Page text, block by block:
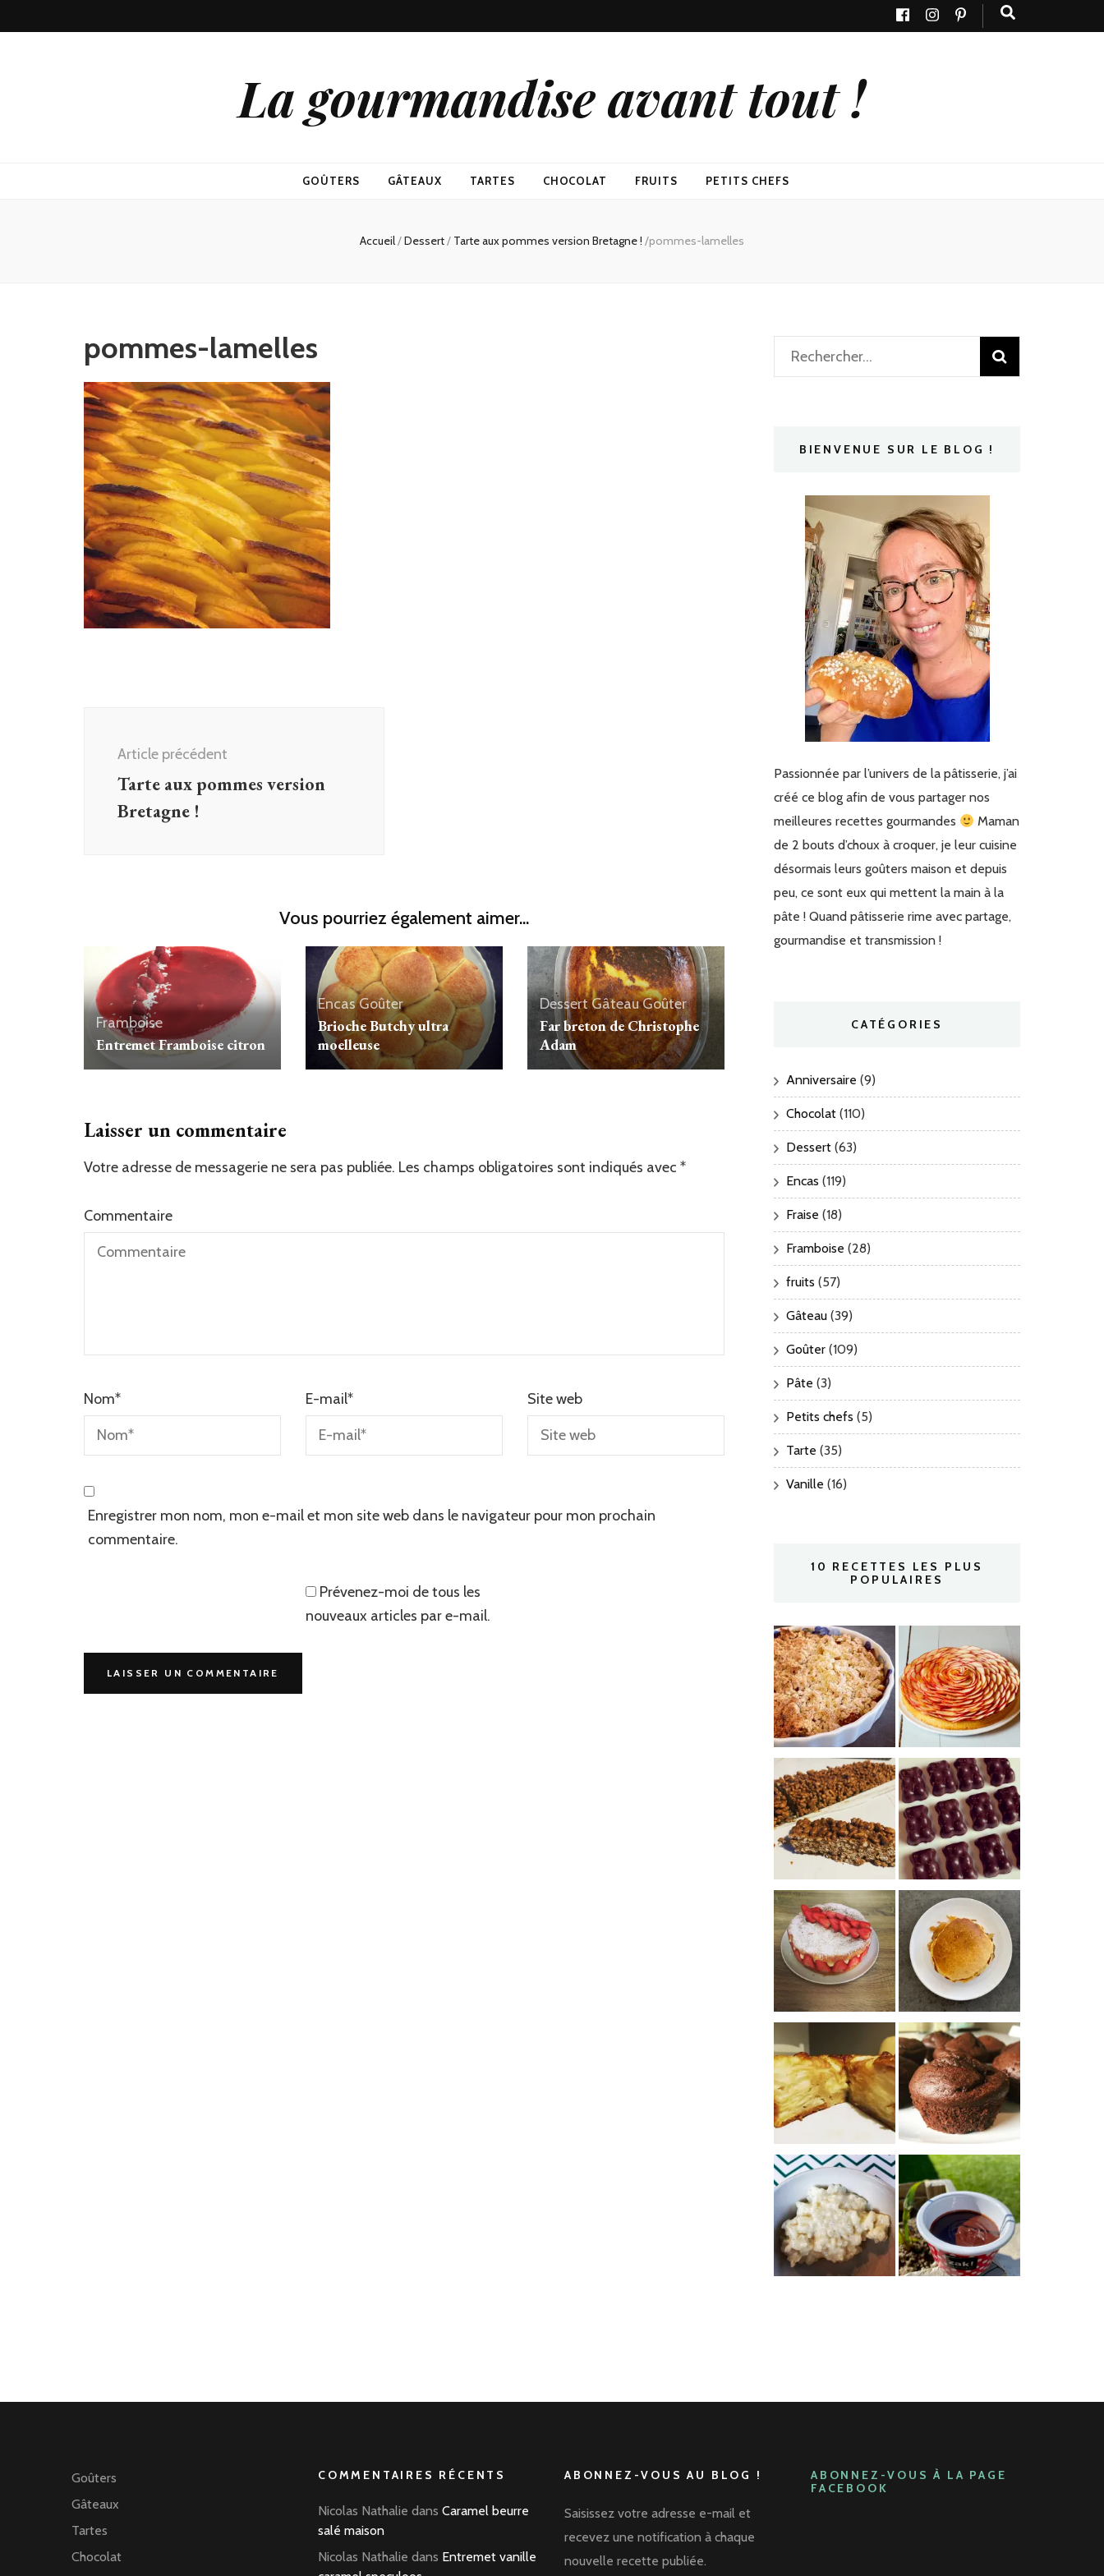
La gourmandise avant tout !
GOÛTERS GÂTEAUX TARTES CHOCOLAT FRUITS PETITS CHEFS
Accueil/Dessert/ Tarte aux pommes version Bretagne ! /pommes-lamelles
pommes-lamelles
d'article
Article précédent
Tarte aux pommes version
Bretagne !
Vous pourriez également aimer...
Framboise
Entremet Framboise citron
EncasGoûter
Brioche Butchy ultra
moelleuse
DessertGâteauGoûter
Far breton de Christophe
Adam
Laisser un commentaire
Votre adresse de messagerie ne sera pas publiée. Les champs obligatoires sont indiqués avec *
Commentaire
Nom* E-mail* Site web
Enregistrer mon nom, mon e-mail et mon site web dans le navigateur pour mon prochain
commentaire.
Prévenez-moi de tous les
nouveaux articles par e-mail.
Rechercher :
BIENVENUE SUR LE BLOG !
Passionnée par l’univers de la pâtisserie, j’ai
créé ce blog afin de vous partager nos
meilleures recettes gourmandes
Maman
de 2 bouts d’choux à croquer, je leur cuisine
désormais leurs goûters maison et depuis
peu, ce sont eux qui mettent la main à la
pâte ! Quand pâtisserie rime avec partage,
gourmandise et transmission !
CATÉGORIES
Anniversaire (9)
Chocolat (110)
Dessert (63)
Encas (119)
Fraise (18)
Framboise (28)
fruits (57)
Gâteau (39)
Goûter (109)
Pâte (3)
Petits chefs (5)
Tarte (35)
Vanille (16)
10 RECETTES LES PLUS
POPULAIRES
Goûters
Gâteaux
Tartes
Chocolat
COMMENTAIRES RÉCENTS
Nicolas Nathalie dans Caramel beurre
salé maison
Nicolas Nathalie dans Entremet vanille
ABONNEZ-VOUS AU BLOG !
Saisissez votre adresse e-mail et
recevez une notification à chaque
nouvelle recette publiée.
ABONNEZ-VOUS À LA PAGE
FACEBOOK